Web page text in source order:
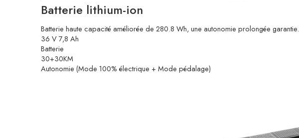
Batterie lithium-ion
Batterie haute capacité améliorée de 280.8 Wh, une autonomie prolongée garantie.
36 V 7,8 Ah
Batterie
30+30KM
Autonomie (Mode 100% électrique + Mode pédalage)